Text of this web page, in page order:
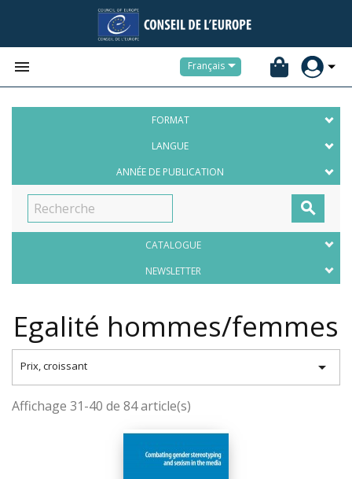
 Français
FORMAT
LANGUE
ANNÉE DE PUBLICATION

CATALOGUE
NEWSLETTER
Egalité hommes/femmes
Prix, croissant 
Affichage 31-40 de 84 article(s)